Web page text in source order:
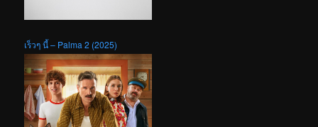
เร็วๆ นี้ – Palma 2 (2025)